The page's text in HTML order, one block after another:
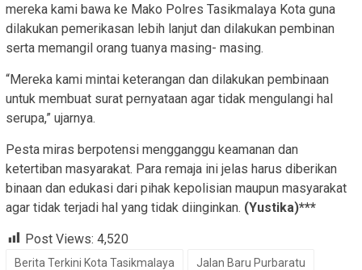
mereka kami bawa ke Mako Polres Tasikmalaya Kota guna
dilakukan pemerikasan lebih lanjut dan dilakukan pembinan
serta memangil orang tuanya masing- masing.
“Mereka kami mintai keterangan dan dilakukan pembinaan
untuk membuat surat pernyataan agar tidak mengulangi hal
serupa,” ujarnya.
Pesta miras berpotensi mengganggu keamanan dan
ketertiban masyarakat. Para remaja ini jelas harus diberikan
binaan dan edukasi dari pihak kepolisian maupun masyarakat
agar tidak terjadi hal yang tidak diinginkan. (Yustika)***
Post Views: 4,520
Berita Terkini Kota Tasikmalaya Jalan Baru Purbaratu